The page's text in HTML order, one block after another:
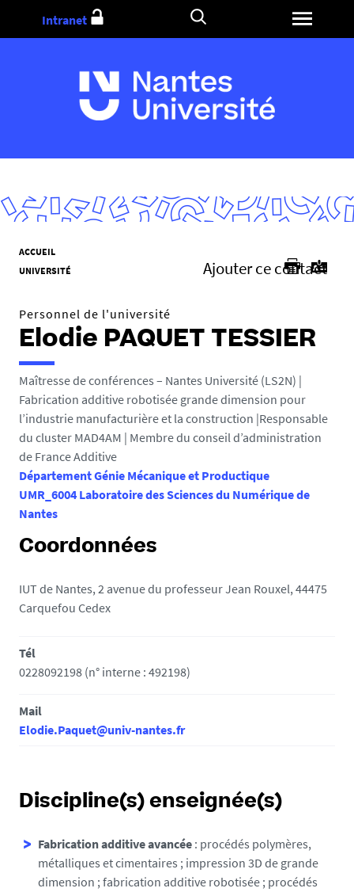
Aller
Intranet
V
o
s
ê
t
e
s
i
c
i
:
ACCUEIL
UNIVERSITÉ
Ajouter ce contact
Personnel de l'université
Elodie PAQUET TESSIER
Maîtresse de conférences – Nantes Université (LS2N) |
Fabrication additive robotisée grande dimension pour
l’industrie manufacturière et la construction |Responsable
du cluster MAD4AM | Membre du conseil d’administration
de France Additive
Département Génie Mécanique et Productique
UMR_6004 Laboratoire des Sciences du Numérique de
Nantes
Coordonnées
IUT de Nantes, 2 avenue du professeur Jean Rouxel, 44475
Carquefou Cedex
Tél
0228092198 (n° interne : 492198)
Mail
Elodie.Paquet@univ-nantes.fr
Discipline(s) enseignée(s)
Fabrication additive avancée : procédés polymères,
métalliques et cimentaires ; impression 3D de grande
dimension ; fabrication additive robotisée ; procédés